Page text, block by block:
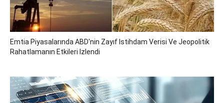
Emtia Piyasalarında ABD'nin Zayıf Istihdam Verisi Ve Jeopolitik
Rahatlamanın Etkileri Izlendi